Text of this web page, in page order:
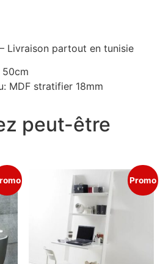
Livraison partout en tunisie
50cm
MDF stratifier 18mm
peut-être
Promo